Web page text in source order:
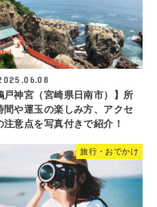
戸神宮（宮崎県日南市）】所
間や運玉の楽しみ方、アクセ
注意点を写真付きで紹介！
旅行・おでかけ